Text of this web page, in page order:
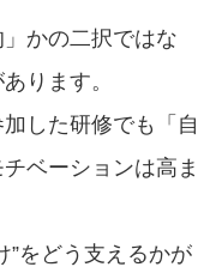
かの二択ではな
ります。
した研修でも「自
ベーションは高ま
”をどう支えるかが